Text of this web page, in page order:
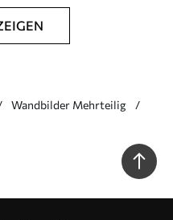
Wandbilder Mehrteilig